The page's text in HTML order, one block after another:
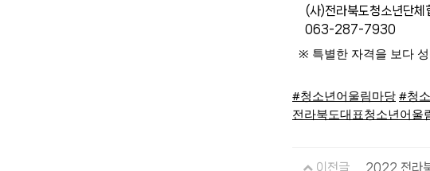
(사)전라북도청소년
    063-287-7930
※ 특별한 자격을 보다
#청소년어울림마당 #청
전라북도대표청소년어울
이전글 2022 전라